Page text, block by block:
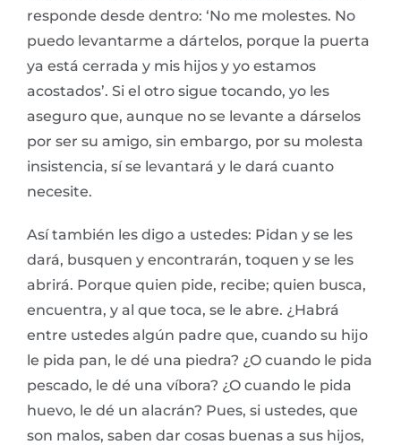
responde desde dentro: ‘No me molestes. No
puedo levantarme a dártelos, porque la puerta
ya está cerrada y mis hijos y yo estamos
acostados’. Si el otro sigue tocando, yo les
aseguro que, aunque no se levante a dárselos
por ser su amigo, sin embargo, por su molesta
insistencia, sí se levantará y le dará cuanto
necesite.
Así también les digo a ustedes: Pidan y se les
dará, busquen y encontrarán, toquen y se les
abrirá. Porque quien pide, recibe; quien busca,
encuentra, y al que toca, se le abre. ¿Habrá
entre ustedes algún padre que, cuando su hijo
le pida pan, le dé una piedra? ¿O cuando le pida
pescado, le dé una víbora? ¿O cuando le pida
huevo, le dé un alacrán? Pues, si ustedes, que
son malos, saben dar cosas buenas a sus hijos,